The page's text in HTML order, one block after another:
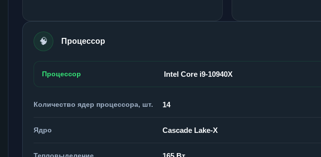
🧠 Процессор
Процессор Intel Core i9-10940X
Количество ядер процессора, шт. 14
Ядро Cascade Lake-X